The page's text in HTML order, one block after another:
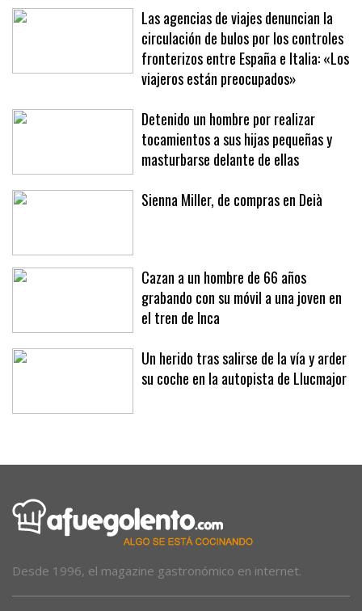
Las agencias de viajes denuncian la
circulación de bulos por los controles
fronterizos entre España e Italia: «Los
viajeros están preocupados»
Detenido un hombre por realizar
tocamientos a sus hijas pequeñas y
masturbarse delante de ellas
Sienna Miller, de compras en Deià
Cazan a un hombre de 66 años
grabando con su móvil a una joven en
el tren de Inca
Un herido tras salirse de la vía y arder
su coche en la autopista de Llucmajor
Desde 1996, el magazine gastronómico en internet.